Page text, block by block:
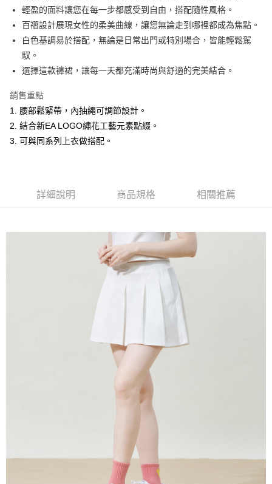
悠遊付
ATM付款
運送方式
每筆NT$60，滿NT$1,500(含以上)免運費
付款後全家取貨
每筆NT$60，滿NT$1,500(含以上)免運費
每筆NT$60，滿NT$1,500(含以上)免運費
每筆NT$60，滿NT$1,500(含以上)免運費
每筆NT$90，滿NT$1,500(含以上)免運費
每筆NT$225，滿NT$1,500(含以上)免運費
輕盈的面料讓您在每一步都感受到自由，搭配隨性風格。
百褶設計展現女性的柔美曲線，讓您無論走到哪裡都成為焦點。
白色基調易於搭配，無論是日常出門或特別場合，皆能輕鬆駕
馭。
選擇這款褲裙，讓每一天都充滿時尚與舒適的完美結合。
銷售重點
1. 腰部鬆緊帶，內抽繩可調節設計。
2. 結合新EA LOGO繡花工藝元素點綴。
3. 可與同系列上衣做搭配。
詳細說明 商品規格 相關推薦